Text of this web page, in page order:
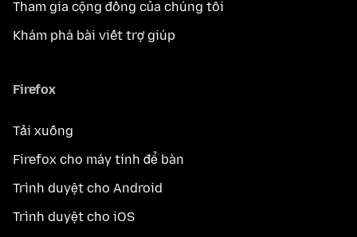
Tham gia cộng đồng của chúng tôi
Khám phá bài viết trợ giúp
Firefox
Tải xuống
Firefox cho máy tính để bàn
Trình duyệt cho Android
Trình duyệt cho iOS